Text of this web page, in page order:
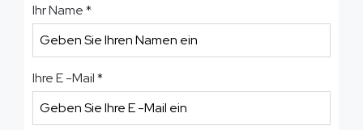
Ihr Name*
Ihre E -Mail*